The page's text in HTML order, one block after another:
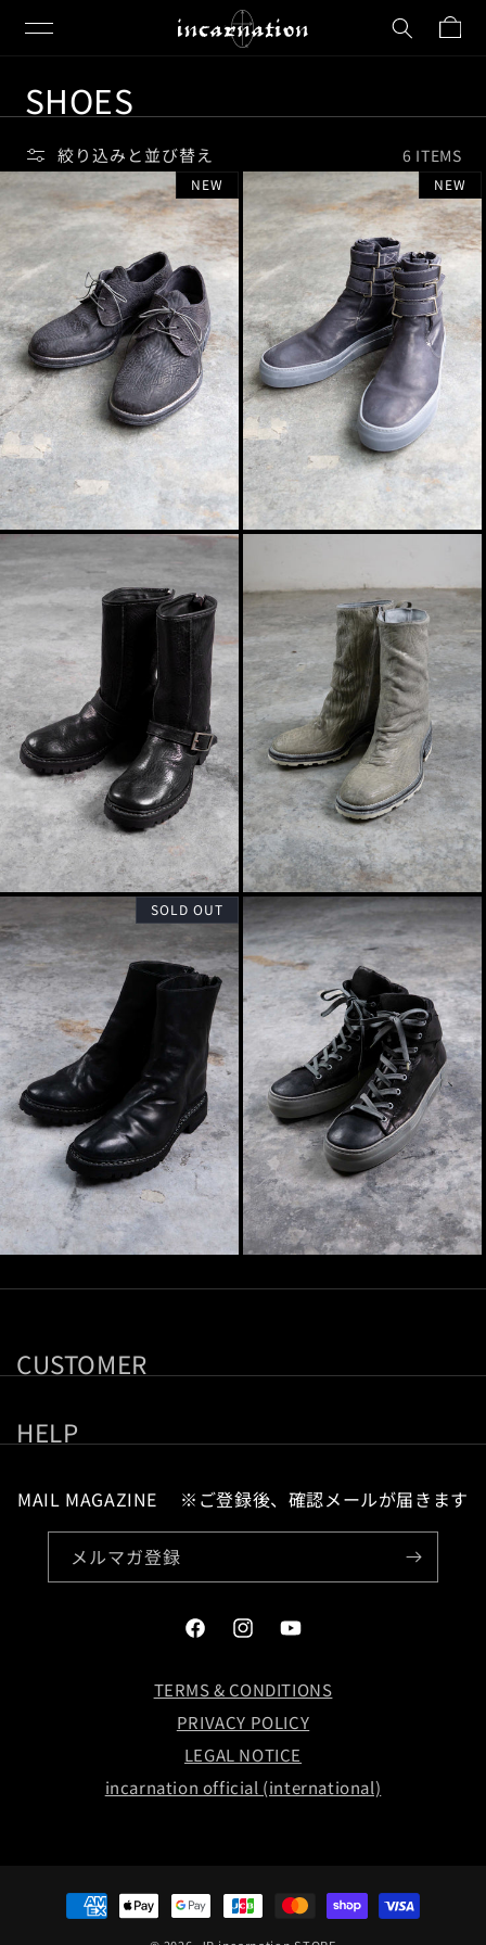
ンツに
ー
コ
レ
ク
シ
ョ
ン
:
SHOES
絞り込みと並び替え 6 ITEMS
NEW NEW
SOLD OUT
CUSTOMER
HELP
MAIL MAGAZINE ※ご登録後、確認メールが届きます
メルマガ登録
FacebookInstagramYouTube
TERMS & CONDITIONS
PRIVACY POLICY
LEGAL NOTICE
incarnation official (international)
決
済